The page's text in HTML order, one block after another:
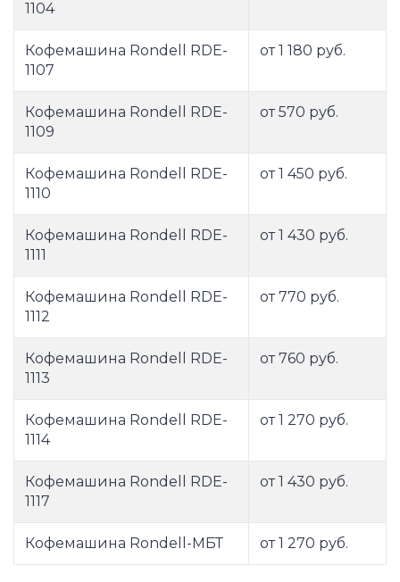
1104
Кофемашина Rondell RDE-
1107
от 1 180 руб.
Кофемашина Rondell RDE-
1109
от 570 руб.
Кофемашина Rondell RDE-
1110
от 1 450 руб.
Кофемашина Rondell RDE-
1111
от 1 430 руб.
Кофемашина Rondell RDE-
1112
от 770 руб.
Кофемашина Rondell RDE-
1113
от 760 руб.
Кофемашина Rondell RDE-
1114
от 1 270 руб.
Кофемашина Rondell RDE-
1117
от 1 430 руб.
Кофемашина Rondell-МБТ от 1 270 руб.